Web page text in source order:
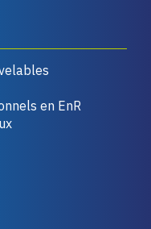
en EnR